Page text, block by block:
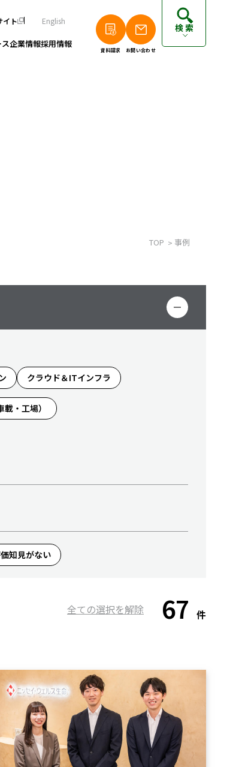
イト English
企業情報採用情報
資料請求 お問い合わせ
検索
TOP 事例
クラウド＆ITインフラ
・工場）
知見がない
全ての選択を解除 67 件